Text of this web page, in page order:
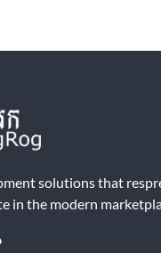
solutions that
in the modern